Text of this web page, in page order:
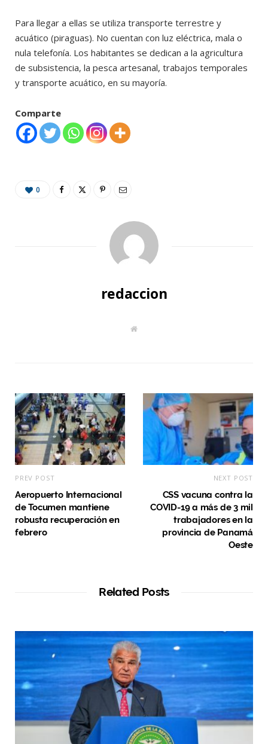
Para llegar a ellas se utiliza transporte terrestre y
acuático (piraguas). No cuentan con luz eléctrica, mala o
nula telefonía. Los habitantes se dedican a la agricultura
de subsistencia, la pesca artesanal, trabajos temporales
y transporte acuático, en su mayoría.
Comparte
0
redaccion
W
PREV POST
Aeropuerto Internacional
de Tocumen mantiene
robusta recuperación en
febrero
NEXT POST
CSS vacuna contra la
COVID-19 a más de 3 mil
trabajadores en la
provincia de Panamá
Oeste
Related Posts